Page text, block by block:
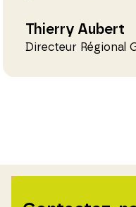
Thierry Aubert
Directeur Régional